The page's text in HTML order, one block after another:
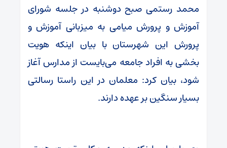
محمد رستمی صبح دوشنبه در جلسه شورای
آموزش و پرورش میامی به میزبانی آموزش و
پرورش این شهرستان با بیان اینکه هویت
بخشی به افراد جامعه می‌بایست از مدارس آغاز
شود، بیان کرد: معلمان در این راستا رسالتی
بسیار سنگین بر عهده دارند.